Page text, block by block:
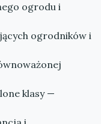
ogrodu i
ogrodników i
klasy —